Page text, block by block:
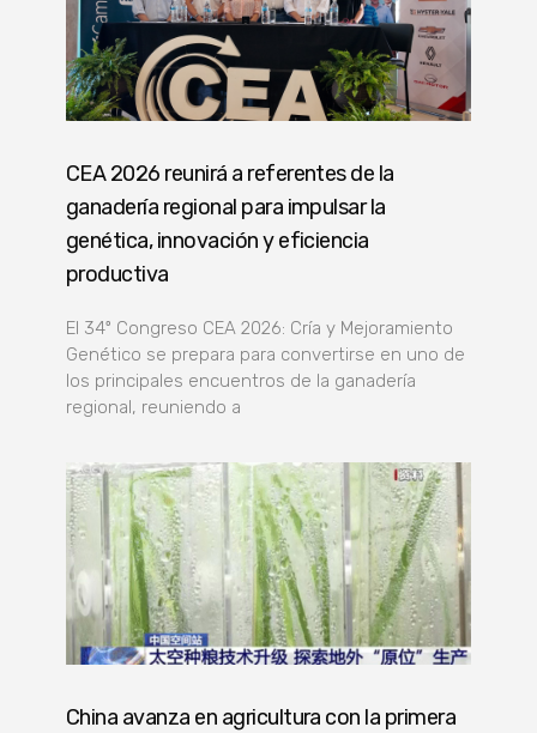
CEA 2026 reunirá a referentes de la
ganadería regional para impulsar la
genética, innovación y eficiencia
productiva
El 34º Congreso CEA 2026: Cría y Mejoramiento
Genético se prepara para convertirse en uno de
los principales encuentros de la ganadería
regional, reuniendo a
China avanza en agricultura con la primera